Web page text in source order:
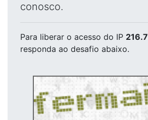
conosco.
Para liberar o acesso do IP
responda ao desafio abaixo.